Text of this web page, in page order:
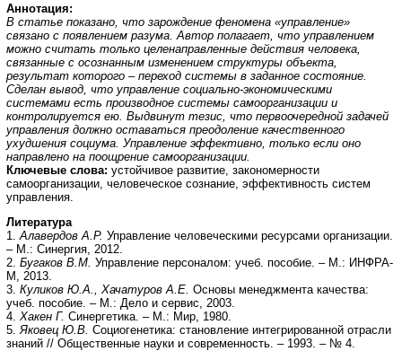
Аннотация:
В статье показано, что зарождение феномена «управление»
связано с появлением разума. Автор полагает, что управлением
можно считать только целенаправленные действия человека,
связанные с осознанным изменением структуры объекта,
результат которого – переход системы в заданное состояние.
Сделан вывод, что управление социально-экономическими
системами есть производное системы самоорганизации и
контролируется ею. Выдвинут тезис, что первоочередной задачей
управления должно оставаться преодоление качественного
ухудшения социума. Управление эффективно, только если оно
направлено на поощрение самоорганизации.
Ключевые слова: устойчивое развитие, закономерности
самоорганизации, человеческое сознание, эффективность систем
управления.
Литература
1. Алавердов А.Р. Управление человеческими ресурсами организации.
– М.: Синергия, 2012.
2. Бугаков В.М. Управление персоналом: учеб. пособие. – М.: ИНФРА-
М, 2013.
3. Куликов Ю.А., Хачатуров А.Е. Основы менеджмента качества:
учеб. пособие. – М.: Дело и сервис, 2003.
4. Хакен Г. Синергетика. – М.: Мир, 1980.
5. Яковец Ю.В. Социогенетика: становление интегрированной отрасли
знаний // Общественные науки и современность. – 1993. – № 4.